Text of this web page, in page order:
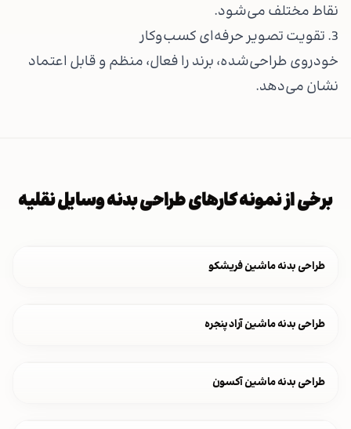
نقاط مختلف می‌شود.
3. تقویت تصویر حرفه‌ای کسب‌وکار
خودروی طراحی‌شده، برند را فعال، منظم و قابل اعتماد
نشان می‌دهد.
برخی از نمونه کارهای طراحی بدنه وسایل نقلیه
طراحی بدنه ماشین فریشکو
طراحی بدنه ماشین آراد پنجره
طراحی بدنه ماشین آکسون